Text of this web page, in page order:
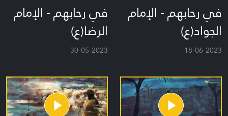
في رحابهم - الإمام
الجواد(ع)
18-06-2023
في رحابهم - الإمام
الرضا(ع)
30-05-2023